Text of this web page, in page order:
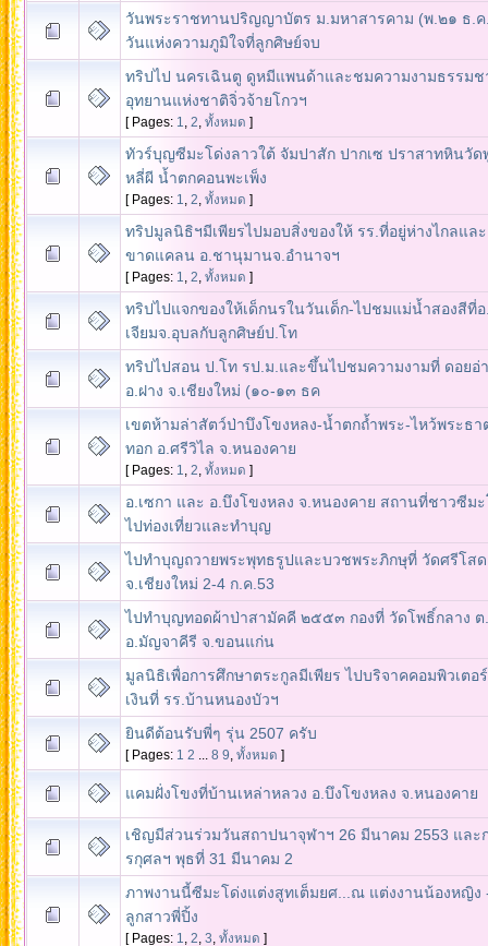
วันพระราชทานปริญญาบัตร ม.มหาสารคาม (พ.๒๑ ธ.
วันแห่งความภูมิใจที่ลูกศิษย์จบ
ทริปไป นครเฉินตู ดูหมีแพนด้าและชมความงามธรรมช
อุทยานแห่งชาติจิ่วจ้ายโกวฯ
[ Pages: 1 2 ทั้งหมด ]
ทัวร์บุญซีมะโด่งลาวใต้ จัมปาสัก ปากเซ ปราสาทหินวัด
หลี่ผี น้ำตกคอนพะเพ็ง
[ Pages: 1 2 ทั้งหมด ]
ทริปมูลนิธิฯมีเพียรไปมอบสิ่งของให้ รร.ที่อยู่ห่างไกลและ
ขาดแคลน อ.ชานุมานจ.อำนาจฯ
[ Pages: 1 2 ทั้งหมด ]
ทริปไปแจกของให้เด็กนรในวันเด็ก-ไปชมแม่น้ำสองสีที่
เจียมจ.อุบลกับลูกศิษย์ป.โท
ทริปไปสอน ป.โท รป.ม.และขึ้นไปชมความงามที่ ดอยอ่
อ.ฝาง จ.เชียงใหม่ (๑๐-๑๓ ธค
เขตห้ามล่าสัตว์ป่าบึงโขงหลง-น้ำตกถ้ำพระ-ไหว้พระธา
ทอก อ.ศรีวิไล จ.หนองคาย
[ Pages: 1 2 ทั้งหมด ]
อ.เซกา และ อ.บึงโขงหลง จ.หนองคาย สถานที่ชาวซีม
ไปท่องเที่ยวและทำบุญ
ไปทำบุญถวายพระพุทธรูปและบวชพระภิกษุที่ วัดศรีโส
จ.เชียงใหม่ 2-4 ก.ค.53
ไปทำบุญทอดผ้าป่าสามัคคี ๒๕๕๓ กองที่ วัดโพธิ์กลาง ต.
อ.มัญจาคีรี จ.ขอนแก่น
มูลนิธิเพื่อการศึกษาตระกูลมีเพียร ไปบริจาคคอมพิวเตอ
เงินที่ รร.บ้านหนองบัวฯ
ยินดีต้อนรับพี่ๆ รุ่น 2507 ครับ
[ Pages: 1 2 8 9 ทั้งหมด ]
แคมฝั่งโขงที่บ้านเหล่าหลวง อ.บึงโขงหลง จ.หนองคาย
เชิญมีส่วนร่วมวันสถาปนาจุฬาฯ 26 มีนาคม 2553 และ
รกุศลฯ พุธที่ 31 มีนาคม 2
ภาพงานนี้ซีมะโด่งแต่งสูทเต็มยศ...ณ แต่งงานน้องหญิง
ลูกสาวพี่ปิ้ง
[ Pages: 1 2 3 ทั้งหมด ]